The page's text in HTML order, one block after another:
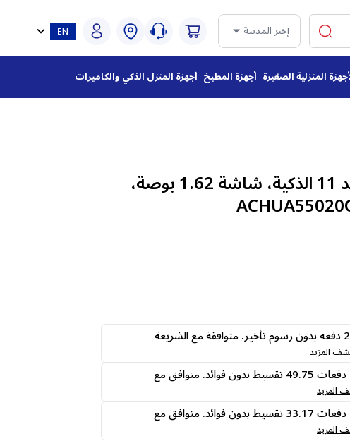
إختر المدينة
المنزلية الصغيرة أجهزة المطبخ أجهزة المنزل الذكي والكاميرات
ساعة هواوي باند 11 الذكية، شاشة 1.62 بوصة،
قسمها حتى24 دفعه بدون رسوم تأخير. متوافقة مع الشريعة
المزيد
قسمها على 4 دفعات 49.75 تقسيط بدون فوائد. متوافق مع
المزيد
قسمها على 6 دفعات 33.17 تقسيط بدون فوائد. متوافق مع
المزيد